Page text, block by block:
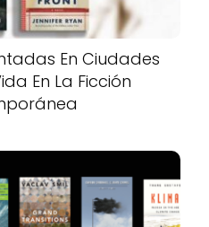
En Ciudades
En La Ficción